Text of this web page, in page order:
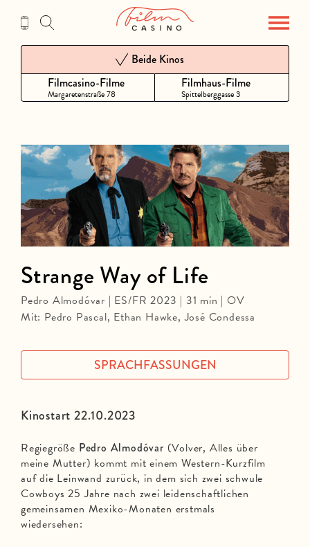
Inhalt
Filmcasino-Filme
Margaretenstraße 78
Beide Kinos
Filmhaus-Filme
Spittelberggasse 3
Kinostart 22.10.2023
Regiegröße Pedro Almodóvar(Volver, Alles über
meine Mutter) kommt mit einem Western-Kurzfilm
auf die Leinwand zurück, in dem sich zwei schwule
Cowboys 25 Jahre nach zwei leidenschaftlichen
gemeinsamen Mexiko-Monaten erstmals
wiedersehen:
Strange Way of Life
Pedro Almodóvar | ES/FR 2023 | 31 min | OV
Mit: Pedro Pascal, Ethan Hawke, José Condessa
SPRACHFASSUNGEN